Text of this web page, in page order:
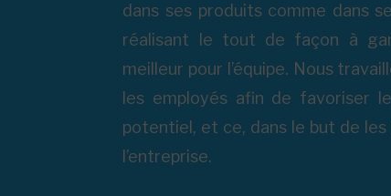
dans ses produits comme dans
réalisant le tout de façon à
meilleur pour l’équipe. Nous
les employés afin de favoriser
potentiel, et ce, dans le but de
l’entreprise.